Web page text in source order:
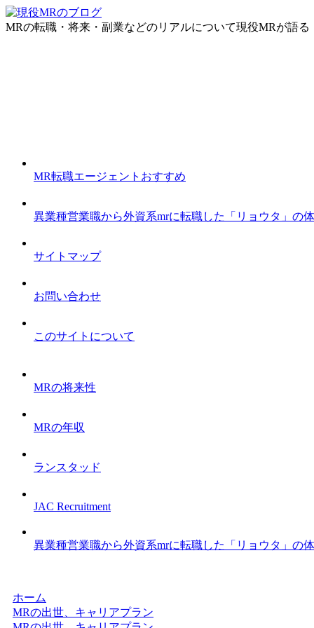
MRの転職・将来・副業などのリアルについて現役MRが語る
MR転職エージェントおすすめ
異業種営業職から外資系mrに転職した「リョウタ」の
サイトマップ
お問い合わせ
このサイトについて
MRの将来性
MRの年収
ランスタッド
JAC Recruitment
異業種営業職から外資系mrに転職した「リョウタ」の
ホーム
MRの出世、キャリアプラン